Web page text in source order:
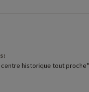
historique tout proche"